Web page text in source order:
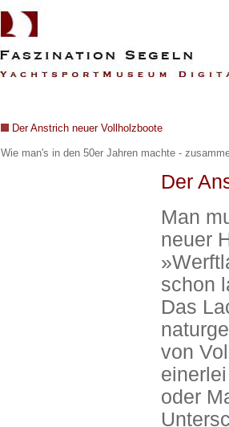
Der Anstrich neuer Vollholzboote
Wie man's in den 50er Jahren machte - z
Der
Man
neuer
schon
Das
von
oder